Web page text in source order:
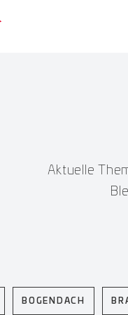
Aktuelle
BOGENDACH